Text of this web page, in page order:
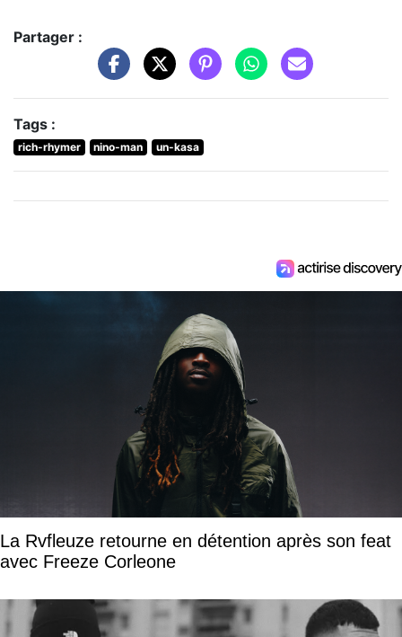
Partager :
Tags :
rich-rhymer nino-man un-kasa
La Rvfleuze retourne en détention après son feat
avec Freeze Corleone